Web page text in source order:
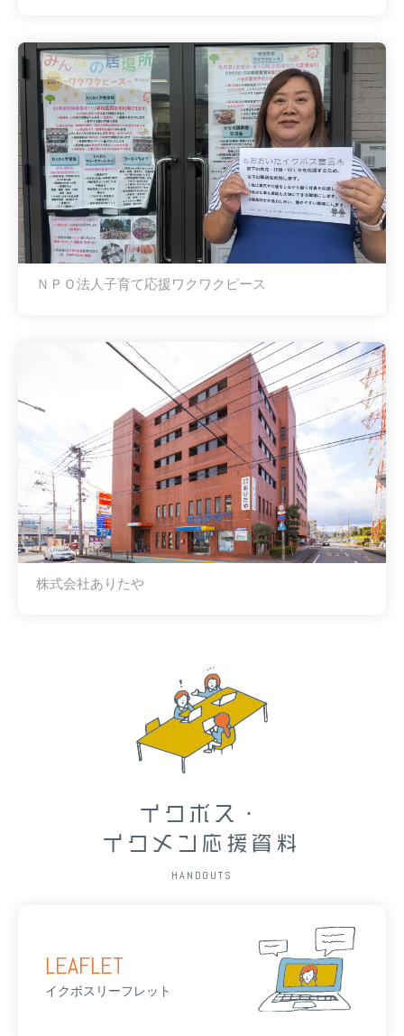
ＮＰＯ法人子育て応援ワクワクピース
株式会社ありたや
イクボス・
イクメン応援資料
HANDOUTS
LEAFLET
イクボスリーフレット